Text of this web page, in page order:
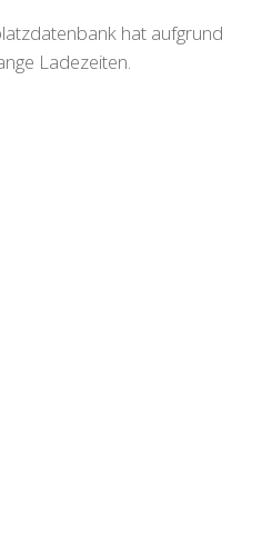
hat aufgrund
Ladezeiten.